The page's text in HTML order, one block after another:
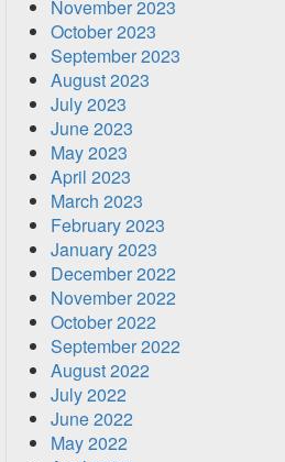
November 2023
October 2023
September 2023
August 2023
July 2023
June 2023
May 2023
April 2023
March 2023
February 2023
January 2023
December 2022
November 2022
October 2022
September 2022
August 2022
July 2022
June 2022
May 2022